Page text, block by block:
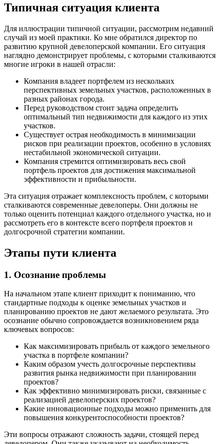
Типичная ситуация клиента
Для иллюстрации типичной ситуации, рассмотрим недавний
случай из моей практики. Ко мне обратился директор по
развитию крупной девелоперской компании. Его ситуация
наглядно демонстрирует проблемы, с которыми сталкиваются
многие игроки в нашей отрасли:
Компания владеет портфелем из нескольких
перспективных земельных участков, расположенных в
разных районах города.
Перед руководством стоит задача определить
оптимальный тип недвижимости для каждого из этих
участков.
Существует острая необходимость в минимизации
рисков при реализации проектов, особенно в условиях
нестабильной экономической ситуации.
Компания стремится оптимизировать весь свой
портфель проектов для достижения максимальной
эффективности и прибыльности.
Эта ситуация отражает комплексность проблем, с которыми
сталкиваются современные девелоперы. Они должны не
только оценить потенциал каждого отдельного участка, но и
рассмотреть его в контексте всего портфеля проектов и
долгосрочной стратегии компании.
Этапы пути клиента
1. Осознание проблемы
На начальном этапе клиент приходит к пониманию, что
стандартные подходы к оценке земельных участков и
планированию проектов не дают желаемого результата. Это
осознание обычно сопровождается возникновением ряда
ключевых вопросов:
Как максимизировать прибыль от каждого земельного
участка в портфеле компании?
Каким образом учесть долгосрочные перспективы
развития рынка недвижимости при планировании
проектов?
Как эффективно минимизировать риски, связанные с
реализацией девелоперских проектов?
Какие инновационные подходы можно применить для
повышения конкурентоспособности проектов?
Эти вопросы отражают сложность задачи, стоящей перед